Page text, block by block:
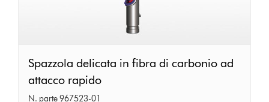
Spazzola
delicata
in
Spazzola delicata in fibra di carbonio ad
attacco rapido
N. parte 967523-01